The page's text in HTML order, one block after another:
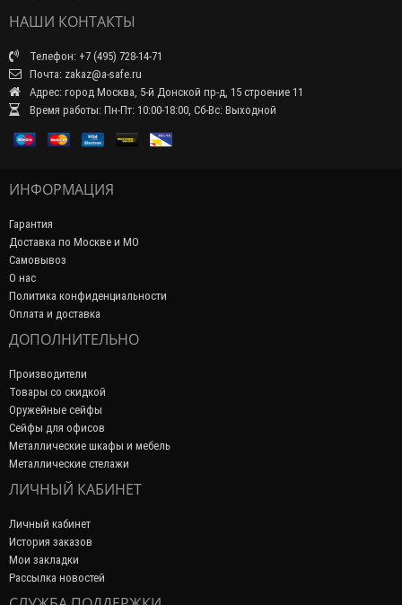
НАШИ КОНТАКТЫ
Телефон: +7 (495) 728-14-71
Почта: zakaz@a-safe.ru
Адрес: город Москва, 5-й Донской пр-д, 15 строение 11
Время работы: Пн-Пт: 10:00-18:00, Сб-Вс: Выходной
ИНФОРМАЦИЯ
Гарантия
Доставка по Москве и МО
Самовывоз
О нас
Политика конфиденциальности
Оплата и доставка
ДОПОЛНИТЕЛЬНО
Производители
Товары со скидкой
Оружейные сейфы
Сейфы для офисов
Металлические шкафы и мебель
Металлические стелажи
ЛИЧНЫЙ КАБИНЕТ
Личный кабинет
История заказов
Мои закладки
Рассылка новостей